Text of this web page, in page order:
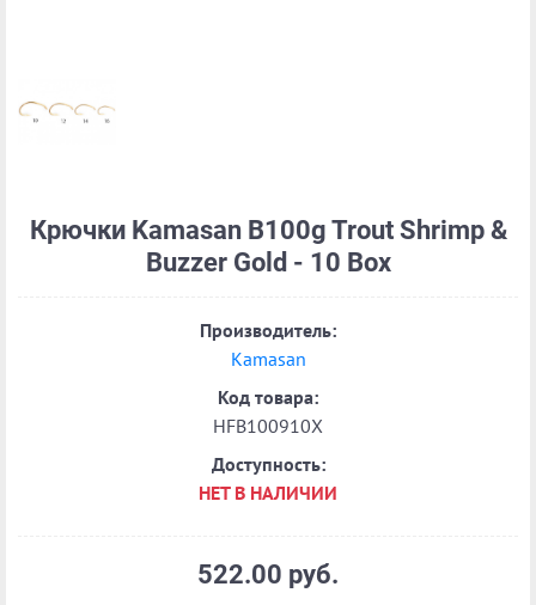
Крючки Kamasan B100g Trout Shrimp &
Buzzer Gold - 10 Box
Производитель:
Kamasan
Код товара:
HFB100910X
Доступность:
НЕТ В НАЛИЧИИ
522.00 руб.